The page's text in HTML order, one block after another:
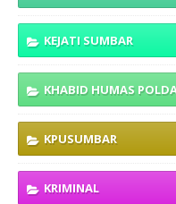
KEJATI SUMBAR
KHABID HUMAS
KPUSUMBAR
KRIMINAL